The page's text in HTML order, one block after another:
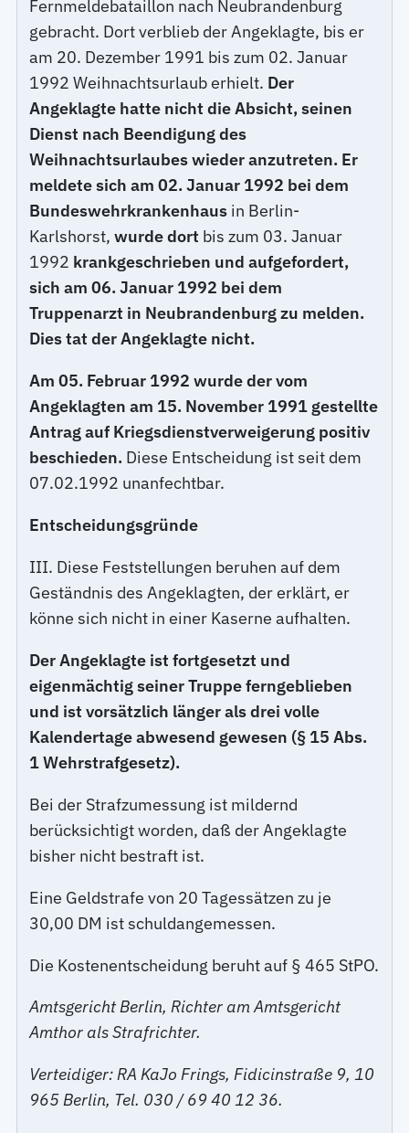
Fernmeldebataillon nach Neubrandenburg
gebracht. Dort verblieb der Angeklagte, bis er
am 20. Dezember 1991 bis zum 02. Januar
1992 Weihnachtsurlaub erhielt. Der
Angeklagte hatte nicht die Absicht, seinen
Dienst nach Beendigung des
Weihnachtsurlaubes wieder anzutreten. Er
meldete sich am 02. Januar 1992 bei dem
Bundeswehrkrankenhaus in Berlin-
Karlshorst,wurde dort bis zum 03. Januar
1992 krankgeschrieben und aufgefordert,
sich am 06. Januar 1992 bei dem
Truppenarzt in Neubrandenburg zu melden.
Dies tat der Angeklagte nicht.
Am 05. Februar 1992 wurde der vom
Angeklagten am 15. November 1991 gestellte
Antrag auf Kriegsdienstverweigerung positiv
beschieden. Diese Entscheidung ist seit dem
07.02.1992 unanfechtbar.
Entscheidungsgründe
III. Diese Feststellungen beruhen auf dem
Geständnis des Angeklagten, der erklärt, er
könne sich nicht in einer Kaserne aufhalten.
Der Angeklagte ist fortgesetzt und
eigenmächtig seiner Truppe ferngeblieben
und ist vorsätzlich länger als drei volle
Kalendertage abwesend gewesen (§ 15 Abs.
1 Wehrstrafgesetz).
Bei der Strafzumessung ist mildernd
berücksichtigt worden, daß der Angeklagte
bisher nicht bestraft ist.
Eine Geldstrafe von 20 Tagessätzen zu je
30,00 DM ist schuldangemessen.
Die Kostenentscheidung beruht auf § 465 StPO.
Amtsgericht Berlin, Richter am Amtsgericht
Amthor als Strafrichter.
Verteidiger: RA KaJo Frings, Fidicinstraße 9, 10
965 Berlin, Tel. 030 / 69 40 12 36.